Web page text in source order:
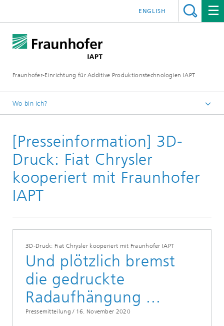
Fraunhofer-Einrichtung für Additive Produktionstechnologien IAPT
ENGLISH
Wo bin ich?
Presse/Medien
Presseinformationen
[Presseinformation] 3D-
Druck: Fiat Chrysler
kooperiert mit Fraunhofer
IAPT
3D-Druck: Fiat Chrysler kooperiert mit Fraunhofer IAPT
Und plötzlich bremst
die gedruckte
Radaufhängung ...
Pressemitteilung / 16. November 2020